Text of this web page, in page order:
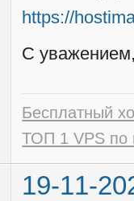
https://
С
Бесплатный
ТОП 1 VPS по
19-11-